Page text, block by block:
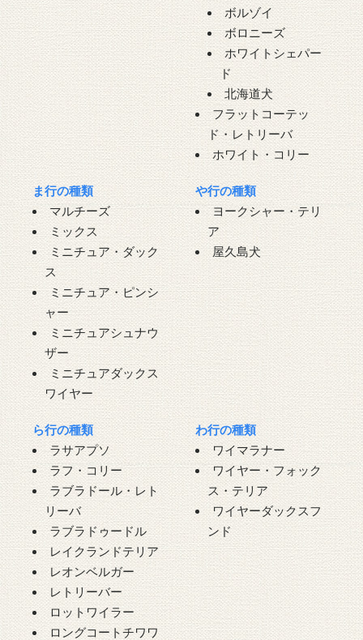
ボルゾイ
ボロニーズ
ホワイトシェパー
ド
北海道犬
フラットコーテッ
ド・レトリーバ
ホワイト・コリー
ま行の種類
マルチーズ
ミックス
ミニチュア・ダック
ス
ミニチュア・ピンシ
ャー
ミニチュアシュナウ
ザー
ミニチュアダックス
ワイヤー
や行の種類
ヨークシャー・テリ
ア
屋久島犬
ら行の種類
ラサアプソ
ラフ・コリー
ラブラドール・レト
リーバ
ラブラドゥードル
レイクランドテリア
レオンベルガー
レトリーバー
ロットワイラー
ロングコートチワワ
わ行の種類
ワイマラナー
ワイヤー・フォック
ス・テリア
ワイヤーダックスフ
ンド